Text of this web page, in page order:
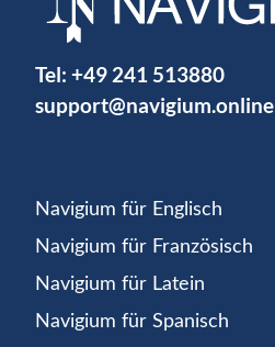
Tel: +49 241 513880
support@navigium.online
Navigium für Englisch
Navigium für Französisch
Navigium für Latein
Navigium für Spanisch